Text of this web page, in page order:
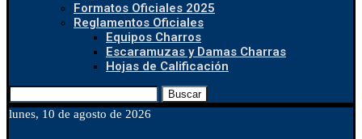
Formatos Oficiales 2025
Reglamentos Oficiales
Equipos Charros
Escaramuzas y Damas Charras
Hojas de Calificación
Buscar
lunes, 10 de agosto de 2026